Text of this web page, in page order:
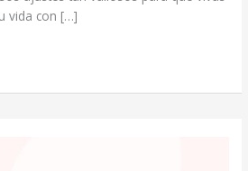
vida con […]